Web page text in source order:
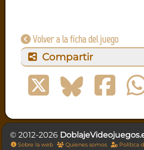
Volver a la ficha del juego
Compartir
© 2012-2026
Sobre la web Quienes somos Política